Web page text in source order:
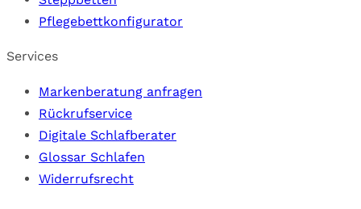
Pflegebettkonfigurator
Services
Markenberatung anfragen
Rückrufservice
Digitale Schlafberater
Glossar Schlafen
Widerrufsrecht